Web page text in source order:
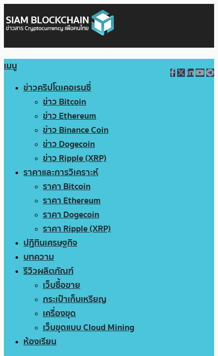
เมนู
ข่าวคริปโตเคอเรนซี่
ข่าว Bitcoin
ข่าว Ethereum
ข่าว Binance Coin
ข่าว Dogecoin
ข่าว Ripple (XRP)
ราคาและการวิเคราะห์
ราคา Bitcoin
ราคา Ethereum
ราคา Dogecoin
ราคา Ripple (XRP)
ปฏิทินเศรษฐกิจ
บทความ
รีวิวผลิตภัณฑ์
เว็บซื้อขาย
กระเป๋าเก็บเหรียญ
เครื่องขุด
เว็บขุดแบบ Cloud Mining
ห้องเรียน